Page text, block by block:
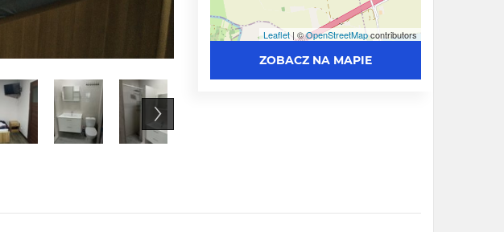
Leaflet | ©OpenStreetMapcontributors
ZOBACZ NA MAPIE